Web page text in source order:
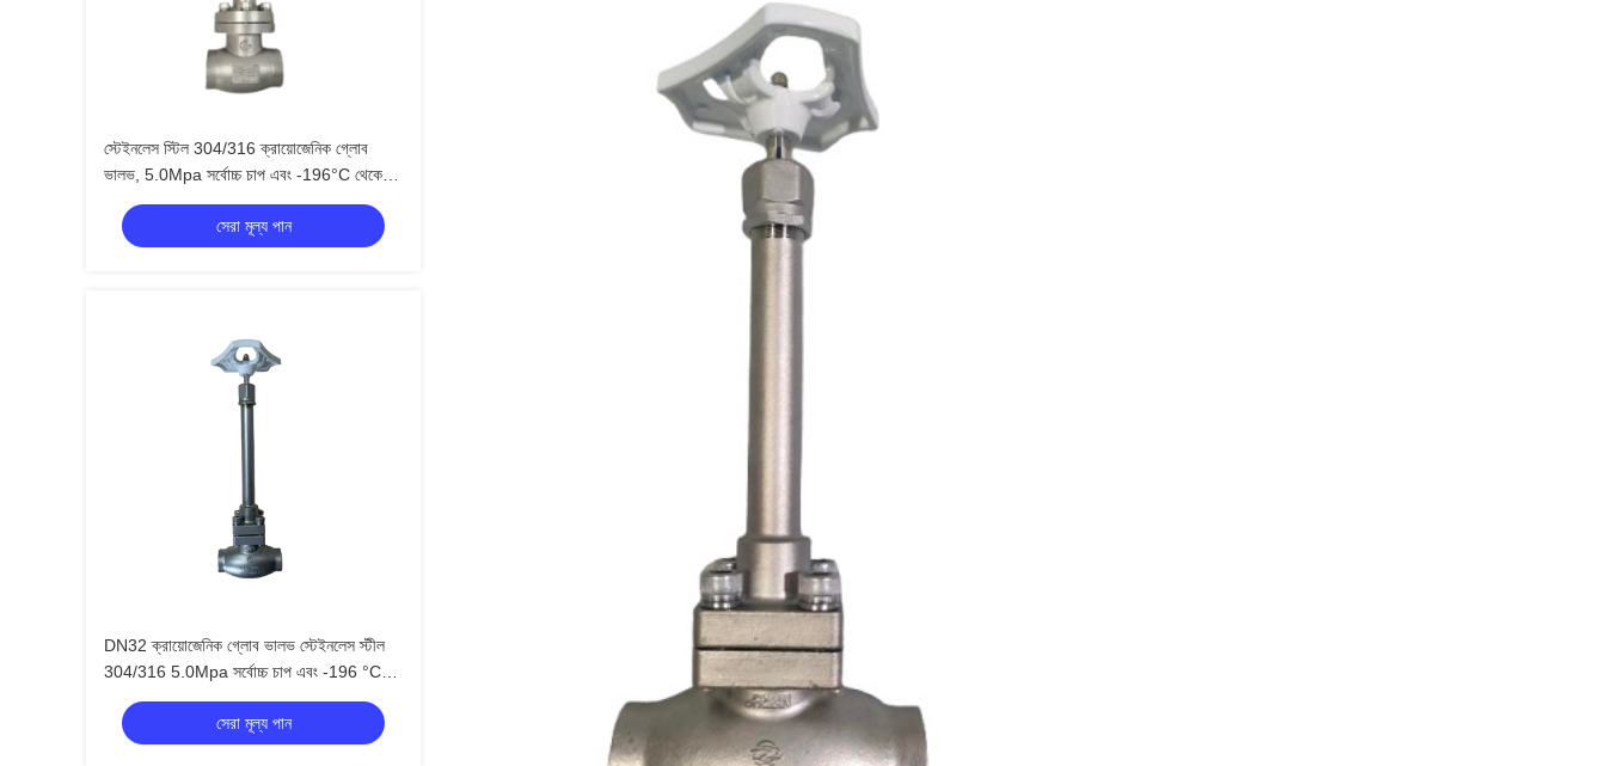
স্টেইনলেস স্টিল 304/316 ক্রায়োজেনিক গ্লোব
ভালভ, 5.0Mpa সর্বোচ্চ চাপ এবং -196°C থেকে
+80°C তাপমাত্রা সীমা সহ
সেরা মূল্য পান
DN32 ক্রায়োজেনিক গ্লোব ভালভ স্টেইনলেস স্টীল
304/316 5.0Mpa সর্বোচ্চ চাপ এবং -196 °C
থেকে +80 °C তাপমাত্রা পরিসীমা
সেরা মূল্য পান